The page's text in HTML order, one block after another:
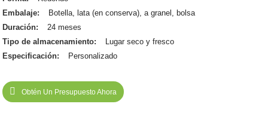
Embalaje:
Botella, lata (en conserva), a granel, bolsa
Duración:
24 meses
Tipo de almacenamiento:
Lugar seco y fresco
Especificación:
Personalizado
Obtén Un Presupuesto Ahora